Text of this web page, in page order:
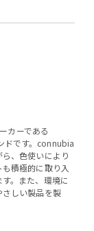
カーである
ドです。connubia
、色使いにより
積極的に取り入
。また、環境に
しい製品を製